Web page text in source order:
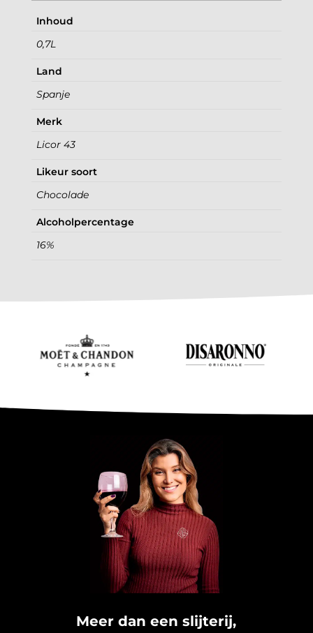
Inhoud
0,7L
Land
Spanje
Merk
Licor 43
Likeur soort
Chocolade
Alcoholpercentage
16%
Meer dan een slijterij,